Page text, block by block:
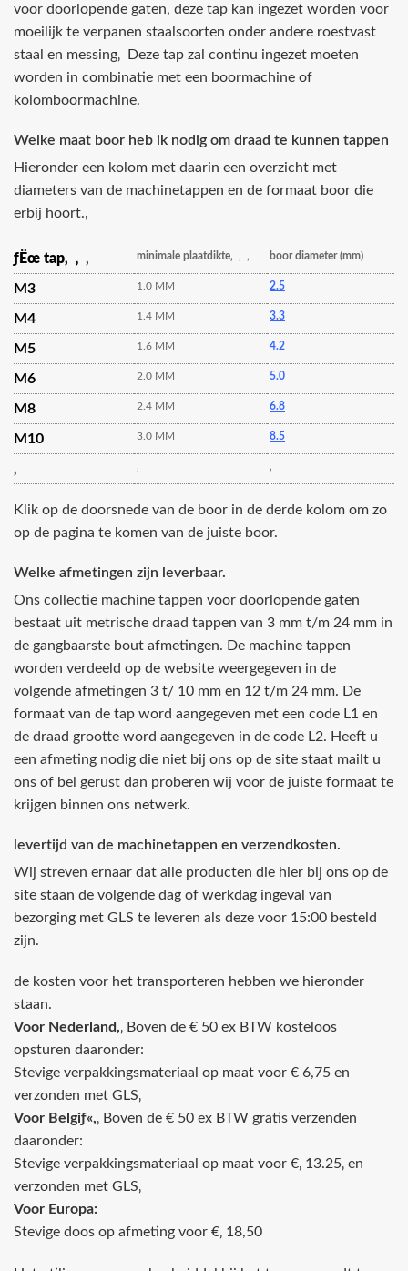
voor doorlopende gaten, deze tap kan ingezet worden voor
moeilijk te verpanen staalsoorten onder andere roestvast
staal en messing‚ Deze tap zal continu ingezet moeten
worden in combinatie met een boormachine of
kolomboormachine.
Welke maat boor heb ik nodig om draad te kunnen tappen
Hieronder een kolom met daarin een overzicht met
diameters van de machinetappen en de formaat boor die
erbij hoort.‚
ƒËœ tap‚ ‚ ‚ minimale plaatdikte‚ ‚ ‚ boor diameter (mm)
M3 1.0 MM 2.5
M4 1.4 MM 3.3
M5 1.6 MM 4.2
M6 2.0 MM 5.0
M8 2.4 MM 6.8
M10 3.0 MM 8.5
‚ ‚ ‚
Klik op de doorsnede van de boor in de derde kolom om zo
op de pagina te komen van de juiste boor.
Welke afmetingen zijn leverbaar.
Ons collectie machine tappen voor doorlopende gaten
bestaat uit metrische draad tappen van 3 mm t/m 24 mm in
de gangbaarste bout afmetingen. De machine tappen
worden verdeeld op de website weergegeven in de
volgende afmetingen 3 t/ 10 mm en 12 t/m 24 mm. De
formaat van de tap word aangegeven met een code L1 en
de draad grootte word aangegeven in de code L2. Heeft u
een afmeting nodig die niet bij ons op de site staat mailt u
ons of bel gerust dan proberen wij voor de juiste formaat te
krijgen binnen ons netwerk.
levertijd van de machinetappen en verzendkosten.
Wij streven ernaar dat alle producten die hier bij ons op de
site staan de volgende dag of werkdag ingeval van
bezorging met GLS te leveren als deze voor 15:00 besteld
zijn.
de kosten voor het transporteren hebben we hieronder
staan.
Voor Nederland,‚ Boven de € 50 ex BTW kosteloos
opsturen daaronder:
Stevige verpakkingsmateriaal op maat voor € 6,75 en
verzonden met GLS‚
Voor Belgiƒ«,‚ Boven de € 50 ex BTW gratis verzenden
daaronder:
Stevige verpakkingsmateriaal op maat voor €‚ 13.25‚ en
verzonden met GLS‚
Voor Europa:
Stevige doos op afmeting voor €‚ 18,50